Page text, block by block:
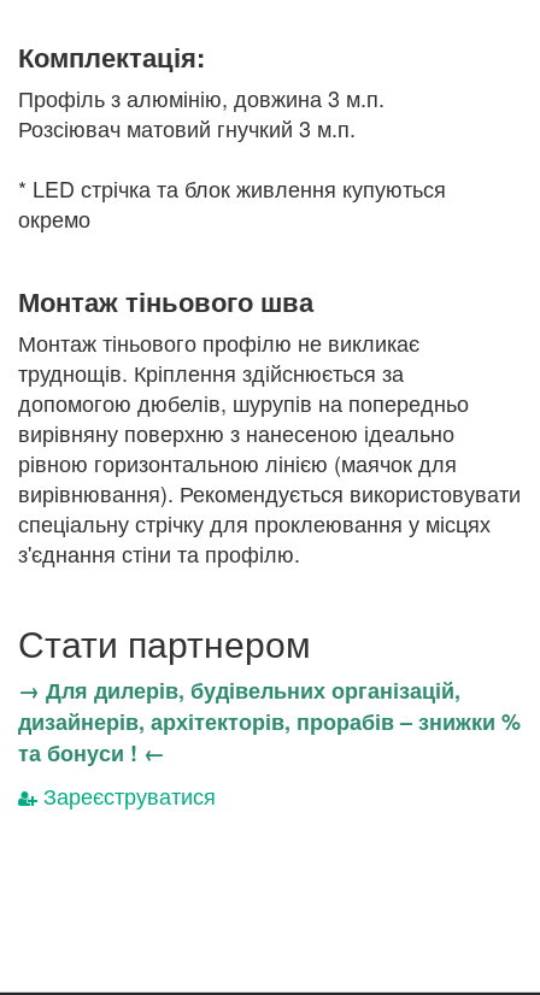
Комплектація:
Профіль з алюмінію, довжина 3 м.п.
Розсіювач матовий гнучкий 3 м.п.
* LED стрічка та блок живлення купуються
окремо
Монтаж тіньового шва
Монтаж тіньового профілю не викликає
труднощів. Кріплення здійснюється за
допомогою дюбелів, шурупів на попередньо
вирівняну поверхню з нанесеною ідеально
рівною горизонтальною лінією (маячок для
вирівнювання). Рекомендується використовувати
спеціальну стрічку для проклеювання у місцях
з'єднання стіни та профілю.
Стати партнером
→ Для дилерів, будівельних організацій,
дизайнерів, архітекторів, прорабів – знижки %
та бонуси ! ←
Зареєструватися